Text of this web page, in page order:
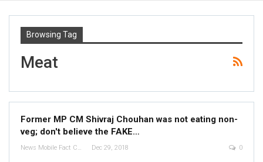
Browsing Tag
Meat
Former MP CM Shivraj Chouhan was not eating non-
veg; don't believe the FAKE…
News Mobile Fact Check Bureau Dec 29, 2018 0